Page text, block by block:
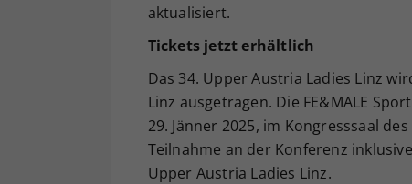
aktualisiert.
Tickets jetzt erhältlich
Das 34. Upper Austria Ladies Linz
Linz ausgetragen. Die FE&MALE
29. Jänner 2025, im Kongresssaal
Teilnahme an der Konferenz
Upper Austria Ladies Linz.